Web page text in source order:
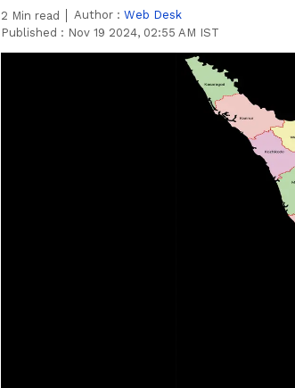
2 Min read Author : Web Desk
Published : Nov 19 2024, 02:55 AM IST